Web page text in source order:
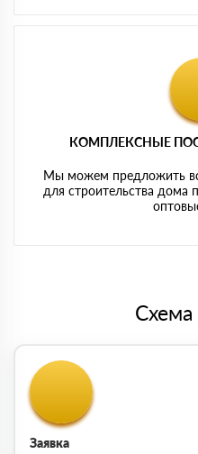
КОМПЛЕКСНЫЕ
Мы можем предложить
для строительства дома
Заявка